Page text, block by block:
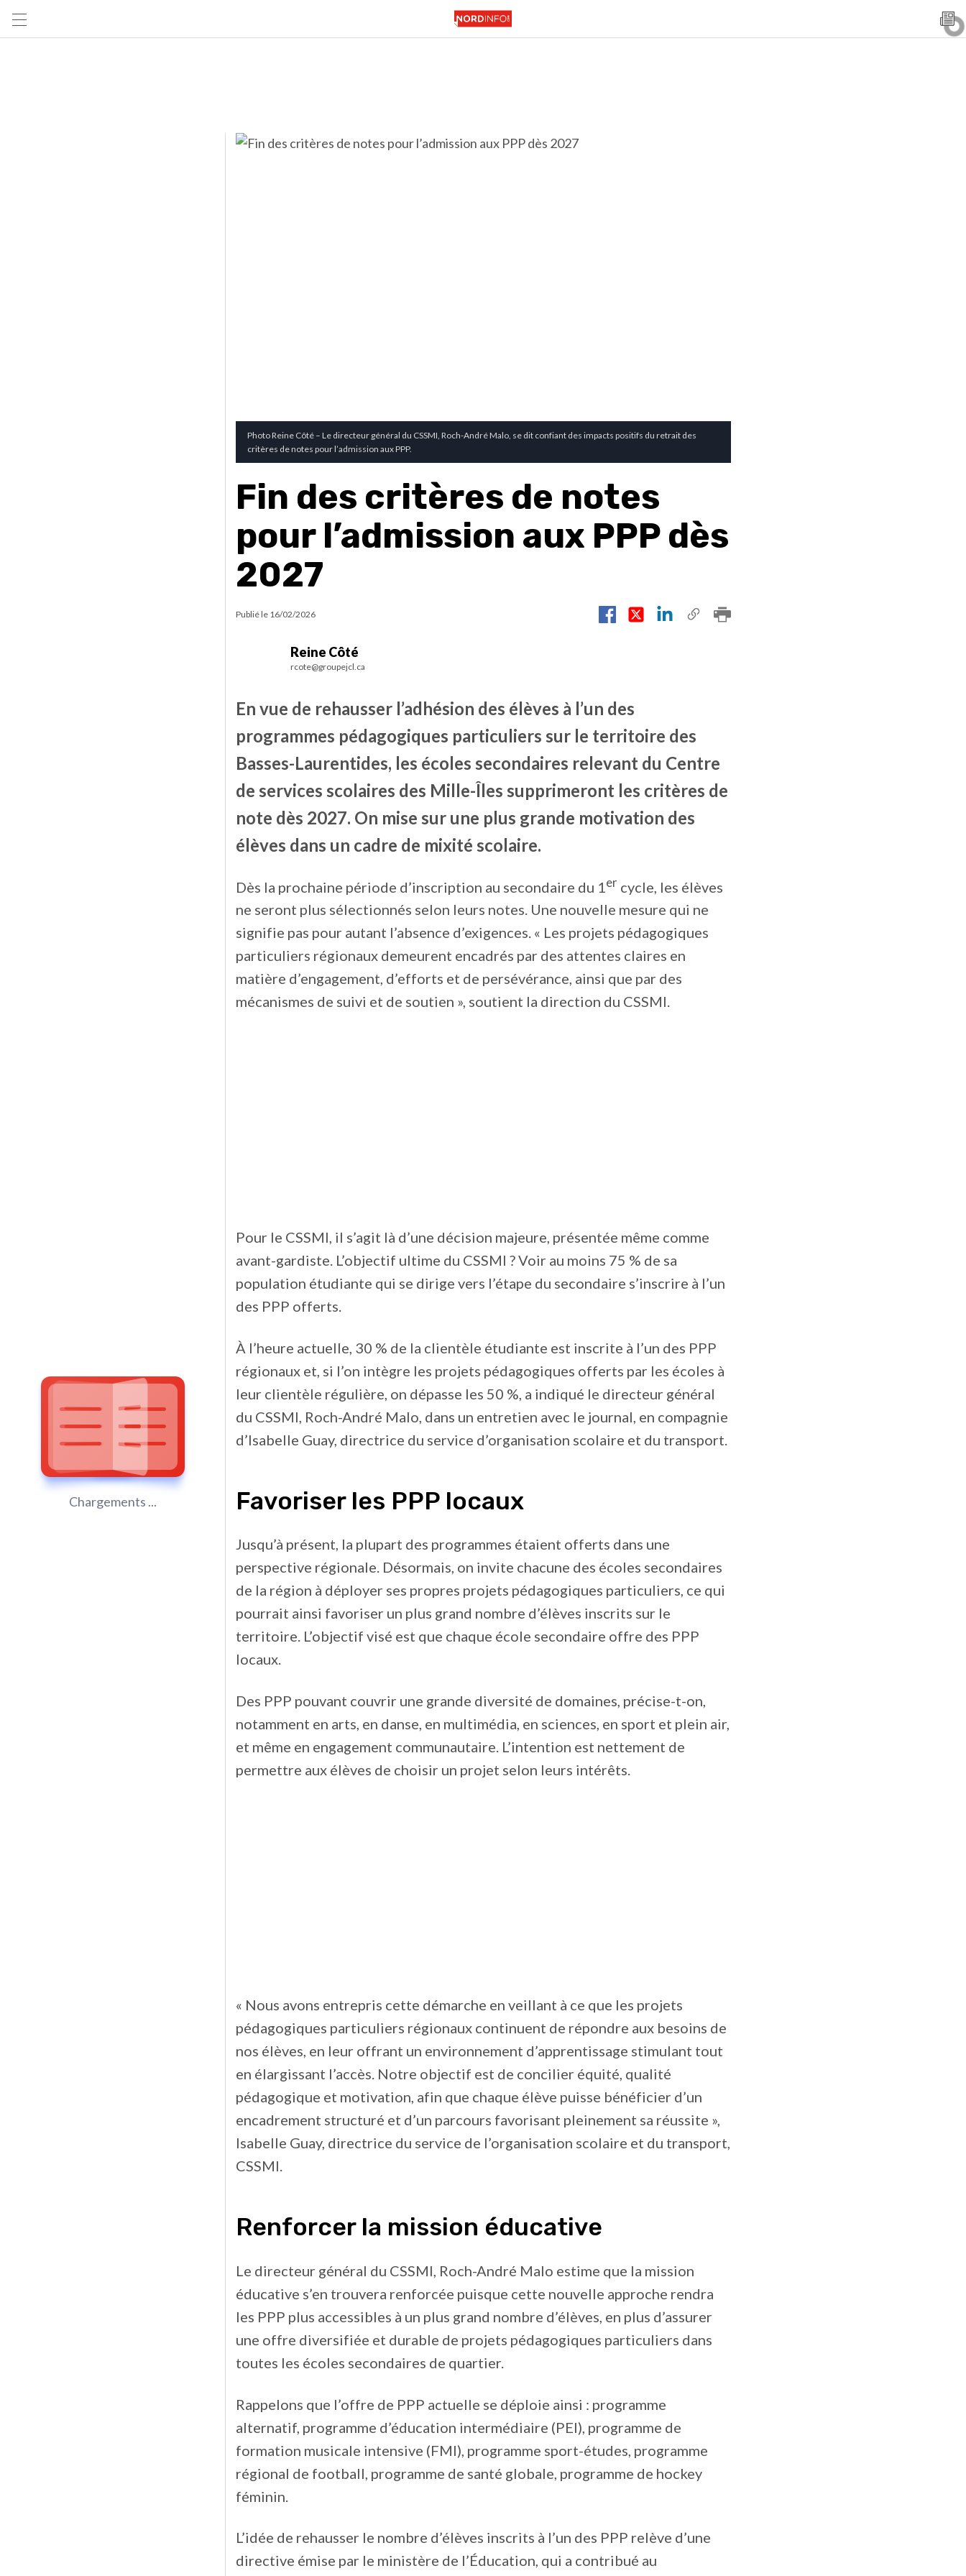
Chargements ...
Photo Reine Côté – Le directeur général du CSSMI, Roch-André Malo, se dit confiant des impacts positifs du retrait des
critères de notes pour l’admission aux PPP.
Fin des critères de notes
pour l’admission aux PPP dès
2027
Publié le 16/02/2026
Reine Côté
rcote@groupejcl.ca
En vue de rehausser l’adhésion des élèves à l’un des
programmes pédagogiques particuliers sur le territoire des
Basses-Laurentides, les écoles secondaires relevant du Centre
de services scolaires des Mille-Îles supprimeront les critères de
note dès 2027. On mise sur une plus grande motivation des
élèves dans un cadre de mixité scolaire.
Dès la prochaine période d’inscription au secondaire du 1 er cycle, les élèves
ne seront plus sélectionnés selon leurs notes. Une nouvelle mesure qui ne
signifie pas pour autant l’absence d’exigences. « Les projets pédagogiques
particuliers régionaux demeurent encadrés par des attentes claires en
matière d’engagement, d’efforts et de persévérance, ainsi que par des
mécanismes de suivi et de soutien », soutient la direction du CSSMI.
Pour le CSSMI, il s’agit là d’une décision majeure, présentée même comme
avant-gardiste. L’objectif ultime du CSSMI ? Voir au moins 75 % de sa
population étudiante qui se dirige vers l’étape du secondaire s’inscrire à l’un
des PPP offerts.
À l’heure actuelle, 30 % de la clientèle étudiante est inscrite à l’un des PPP
régionaux et, si l’on intègre les projets pédagogiques offerts par les écoles à
leur clientèle régulière, on dépasse les 50 %, a indiqué le directeur général
du CSSMI, Roch-André Malo, dans un entretien avec le journal, en compagnie
d’Isabelle Guay, directrice du service d’organisation scolaire et du transport.
Favoriser les PPP locaux
Jusqu’à présent, la plupart des programmes étaient offerts dans une
perspective régionale. Désormais, on invite chacune des écoles secondaires
de la région à déployer ses propres projets pédagogiques particuliers, ce qui
pourrait ainsi favoriser un plus grand nombre d’élèves inscrits sur le
territoire. L’objectif visé est que chaque école secondaire offre des PPP
locaux.
Des PPP pouvant couvrir une grande diversité de domaines, précise-t-on,
notamment en arts, en danse, en multimédia, en sciences, en sport et plein air,
et même en engagement communautaire. L’intention est nettement de
permettre aux élèves de choisir un projet selon leurs intérêts.
« Nous avons entrepris cette démarche en veillant à ce que les projets
pédagogiques particuliers régionaux continuent de répondre aux besoins de
nos élèves, en leur offrant un environnement d’apprentissage stimulant tout
en élargissant l’accès. Notre objectif est de concilier équité, qualité
pédagogique et motivation, afin que chaque élève puisse bénéficier d’un
encadrement structuré et d’un parcours favorisant pleinement sa réussite »,
Isabelle Guay, directrice du service de l’organisation scolaire et du transport,
CSSMI.
Renforcer la mission éducative
Le directeur général du CSSMI, Roch-André Malo estime que la mission
éducative s’en trouvera renforcée puisque cette nouvelle approche rendra
les PPP plus accessibles à un plus grand nombre d’élèves, en plus d’assurer
une offre diversifiée et durable de projets pédagogiques particuliers dans
toutes les écoles secondaires de quartier.
Rappelons que l’offre de PPP actuelle se déploie ainsi : programme
alternatif, programme d’éducation intermédiaire (PEI), programme de
formation musicale intensive (FMI), programme sport-études, programme
régional de football, programme de santé globale, programme de hockey
féminin.
L’idée de rehausser le nombre d’élèves inscrits à l’un des PPP relève d’une
directive émise par le ministère de l’Éducation, qui a contribué au